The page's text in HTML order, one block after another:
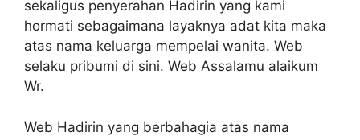
sekaligus penyerahan Hadirin yang kami
hormati sebagaimana layaknya adat kita maka
atas nama keluarga mempelai wanita. Web
selaku pribumi di sini. Web Assalamu alaikum
Wr.
Web Hadirin yang berbahagia atas nama